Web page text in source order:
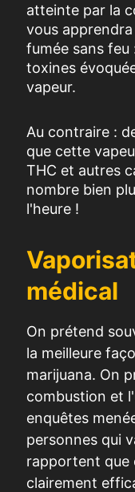
atteinte par la
vous
fumée sans
toxines
vapeur.
Au contraire :
que cette
THC et autres
nombre bien
l'heure !
médical
On prétend
la meilleure
marijuana. On
combustion et
enquêtes
personnes qui
rapportent que
clairement